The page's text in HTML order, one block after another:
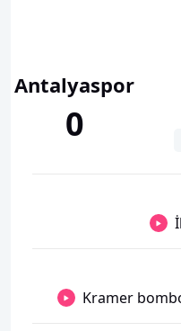
Antalyaspor
0
Kramer